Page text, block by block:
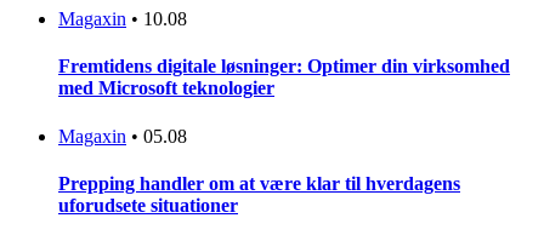
Magaxin • 10.08
Fremtidens digitale løsninger: Optimer din virksomhed
med Microsoft teknologier
Magaxin • 05.08
Prepping handler om at være klar til hverdagens
uforudsete situationer